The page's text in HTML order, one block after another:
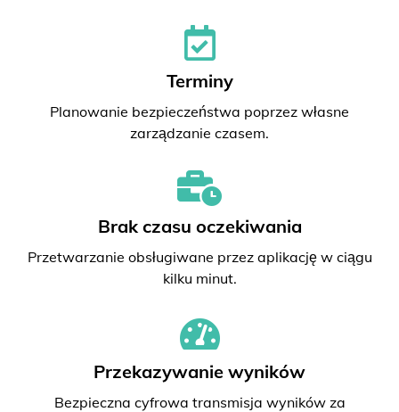
Terminy
Planowanie bezpieczeństwa poprzez własne
zarządzanie czasem.
Brak czasu oczekiwania
Przetwarzanie obsługiwane przez aplikację w ciągu
kilku minut.
Przekazywanie wyników
Bezpieczna cyfrowa transmisja wyników za